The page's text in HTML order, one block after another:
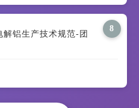
8
铝生产技术规范-团